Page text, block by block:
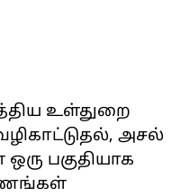
உள்துறை
அசல்
பகுதியாக